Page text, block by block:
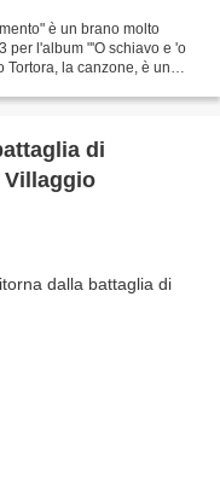
è un brano molto
per l'album "'O schiavo e 'o
Tortora, la canzone, è un
di
Villaggio